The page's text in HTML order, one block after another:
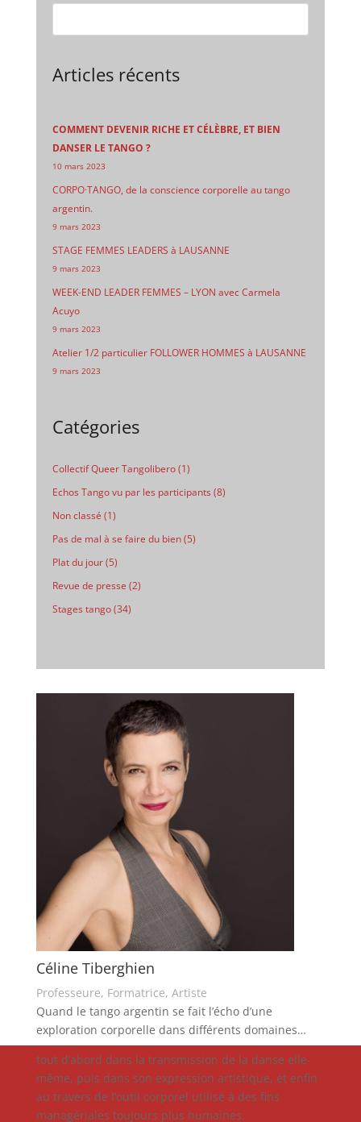
Articles récents
COMMENT DEVENIR RICHE ET CÉLÈBRE, ET BIEN
DANSER LE TANGO ?
10 mars 2023
CORPO·TANGO, de la conscience corporelle au tango
argentin.
9 mars 2023
STAGE FEMMES LEADERS à LAUSANNE
9 mars 2023
WEEK-END LEADER FEMMES – LYON avec Carmela
Acuyo
9 mars 2023
Atelier 1/2 particulier FOLLOWER HOMMES à LAUSANNE
9 mars 2023
Catégories
Collectif Queer Tangolibero(1)
Echos Tango vu par les participants (8)
Non classé (1)
Pas de mal à se faire du bien(5)
Plat du jour(5)
Revue de presse (2)
Stages tango(34)
Céline Tiberghien
Professeure, Formatrice, Artiste
Quand le tango argentin se fait l’écho d’une
exploration corporelle dans différents domaines…
tout d’abord dans la transmission de la danse elle-
même, puis dans son expression artistique, et enfin
au travers de l’outil corporel utilisé à des fins
managériales toujours plus humaines.